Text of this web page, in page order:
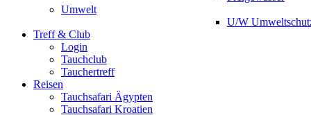
Umwelt
U/W
Treff & Club
Login
Tauchclub
Tauchertreff
Reisen
Tauchsafari Ägypten
Tauchsafari Kroatien